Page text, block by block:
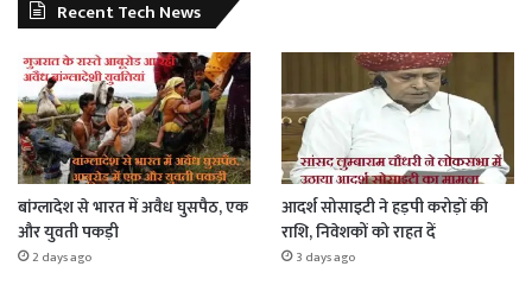
Recent Tech News
बांग्लादेश से भारत में अवैध घुसपैठ, एक
और युवती पकड़ी
2 days ago
आदर्श सोसाइटी ने हड़पी करोड़ों की
राशि, निवेशकों को राहत दें
3 days ago